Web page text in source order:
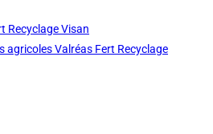
Recyclage Visan
agricoles Valréas Fert Recyclage